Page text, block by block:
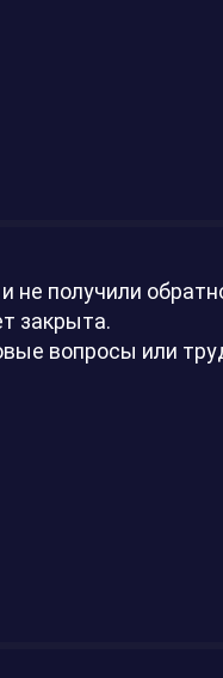
не получили
закрыта.
вопросы или